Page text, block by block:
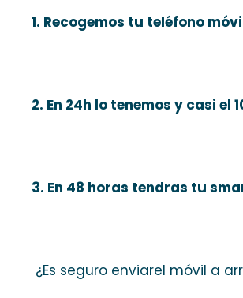
1. Recogemos tu teléfono
2. En 24h lo tenemos y casi
3. En 48 horas tendras tu
¿Es seguro enviarel móvil a